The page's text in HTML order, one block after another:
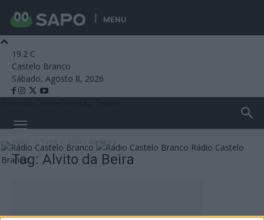
MENU
19.2 C
Castelo Branco
Sábado, Agosto 8, 2026
Rádio Castelo
Branco
Alvito da Beira
Tag: Alvito da Beira